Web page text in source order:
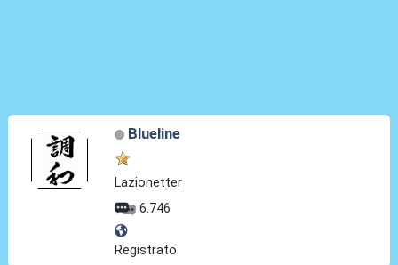
Blueline
Lazionetter
6.746
Registrato